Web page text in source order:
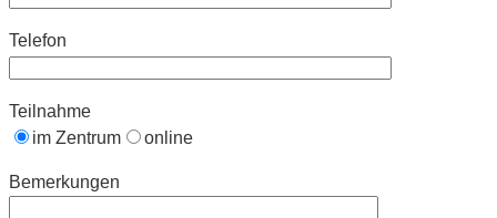
Telefon
Teilnahme
im Zentrum
online
Bemerkungen